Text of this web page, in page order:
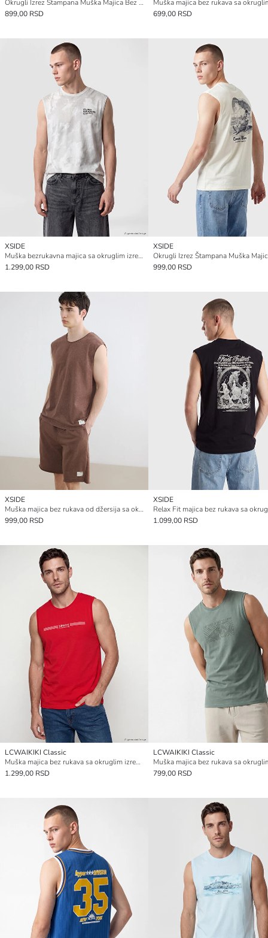
Okrugli Izrez Štampana Muška Majica Bez Rukava
899,00 RSD
699,00 RSD
XSIDE
Muška bezrukavna majica sa okruglim izrezom New York print
1.299,00 RSD
XSIDE
999,00 RSD
XSIDE
Muška majica bez rukava od džersija sa okruglim izrezom
999,00 RSD
XSIDE
1.099,00 RSD
LCWAIKIKI Classic
Muška majica bez rukava sa okruglim izrezom, štampom ćurke
1.299,00 RSD
LCWAIKIKI Classic
799,00 RSD